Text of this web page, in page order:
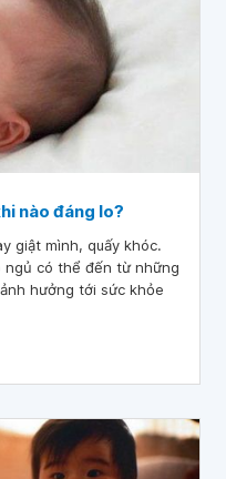
nào đáng lo?
giật mình, quấy khóc.
có thể đến từ những
hưởng tới sức khỏe